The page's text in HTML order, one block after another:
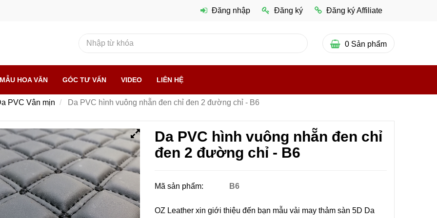
Da PVC hình vuông nhẵn đen chỉ
đen 2 đường chỉ - B6
Mã sản phẩm: B6
OZ Leather xin giới thiệu đến bạn mẫu vải may thảm sàn 5D Da
Đăng nhập Đăng ký Đăng ký Affiliate
0 Sản phẩm
MẪU HOA VĂN GÓC TƯ VẤN VIDEO LIÊN HỆ
PVC Vân mịn Da PVC hình vuông nhẵn đen chỉ đen 2 đường chỉ - B6